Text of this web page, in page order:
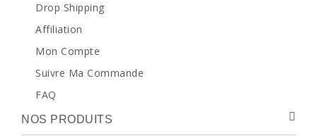
Drop Shipping
Affiliation
Mon Compte
Suivre Ma Commande
FAQ
NOS PRODUITS